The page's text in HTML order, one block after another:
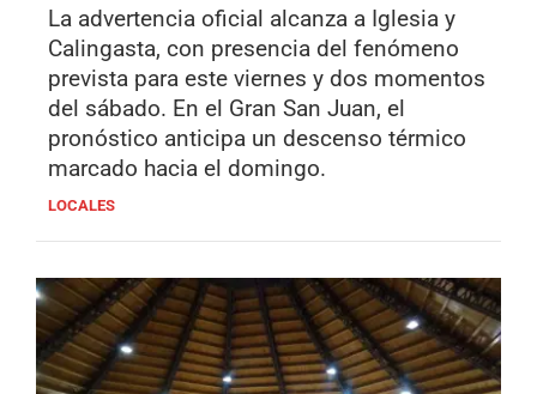
La advertencia oficial alcanza a Iglesia y
Calingasta, con presencia del fenómeno
prevista para este viernes y dos momentos
del sábado. En el Gran San Juan, el
pronóstico anticipa un descenso térmico
marcado hacia el domingo.
LOCALES